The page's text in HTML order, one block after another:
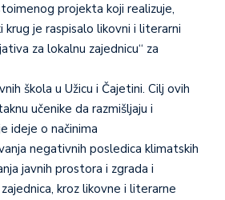
krug je raspisalo likovni i literarni
za lokalnu zajednicu“ za
škola u Užicu i Čajetini. Cilj ovih
učenike da razmišljaju i
ideje o načinima
negativnih posledica klimatskih
javnih prostora i zgrada i
kroz likovne i literarne